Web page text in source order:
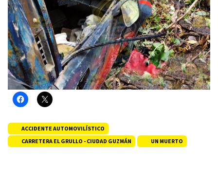
ACCIDENTE AUTOMOVILÍSTICO
CARRETERA EL GRULLO - CIUDAD GUZMÁN
UN MUERTO